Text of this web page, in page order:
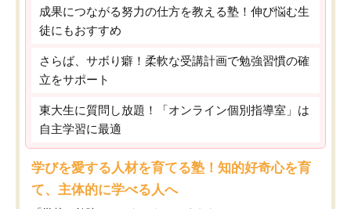
成果につながる努力の仕方を教える塾！伸び悩む生
徒にもおすすめ
さらば、サボり癖！柔軟な受講計画で勉強習慣の確
立をサポート
東大生に質問し放題！「オンライン個別指導室」は
自主学習に最適
学びを愛する人材を育てる塾！知的好奇心を育
て、主体的に学べる人へ